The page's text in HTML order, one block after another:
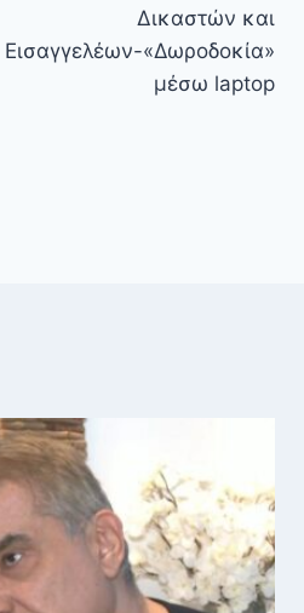
Δικαστών και
Εισαγγελέων-«Δωροδοκία»
μέσω laptop